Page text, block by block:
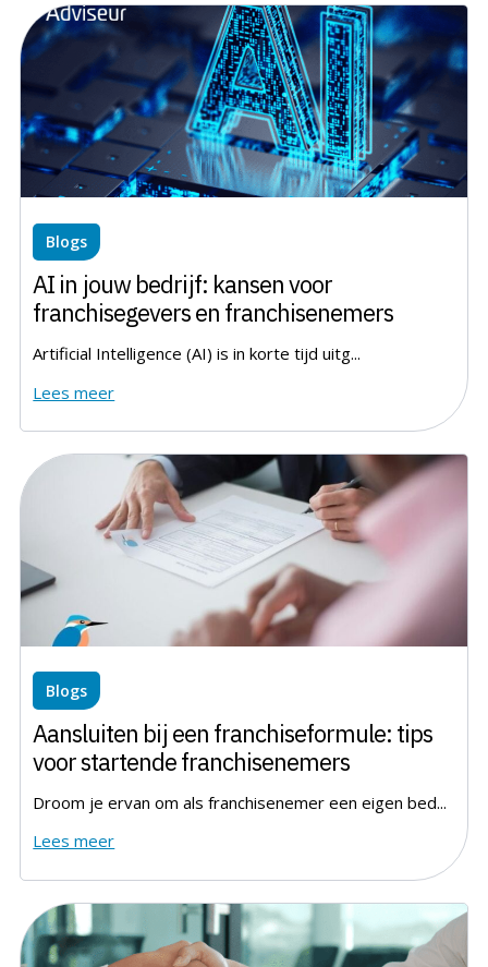
Blogs
AI in jouw bedrijf: kansen voor
franchisegevers en franchisenemers
Artificial Intelligence (AI) is in korte tijd uitg...
Lees meer
Blogs
Aansluiten bij een franchiseformule: tips
voor startende franchisenemers
Droom je ervan om als franchisenemer een eigen bed...
Lees meer